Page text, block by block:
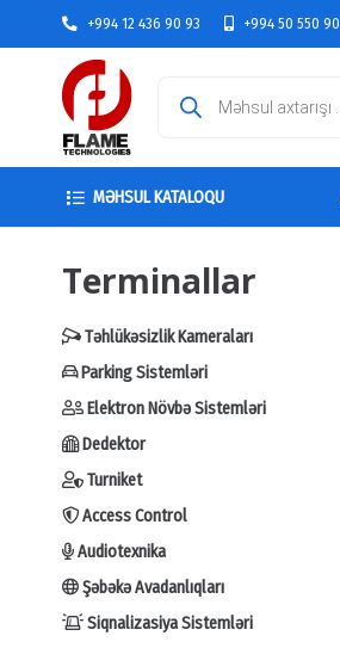
+994 12 436 90 93 +994 50 550
search
MƏHSUL KATALOQU
Terminallar
Təhlükəsizlik Kameraları
Parking Sistemləri
Elektron Növbə Sistemləri
Dedektor
Turniket
Access Control
Audiotexnika
Şəbəkə Avadanlıqları
Siqnalizasiya Sistemləri